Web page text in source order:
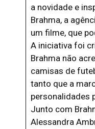
a novidade e
Brahma, a
um filme, que
A iniciativa foi
Brahma não
camisas de
tanto que a
personalidades
Junto com
Alessandra